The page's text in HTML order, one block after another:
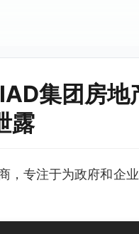
集团房
露
，专注于为政府和企